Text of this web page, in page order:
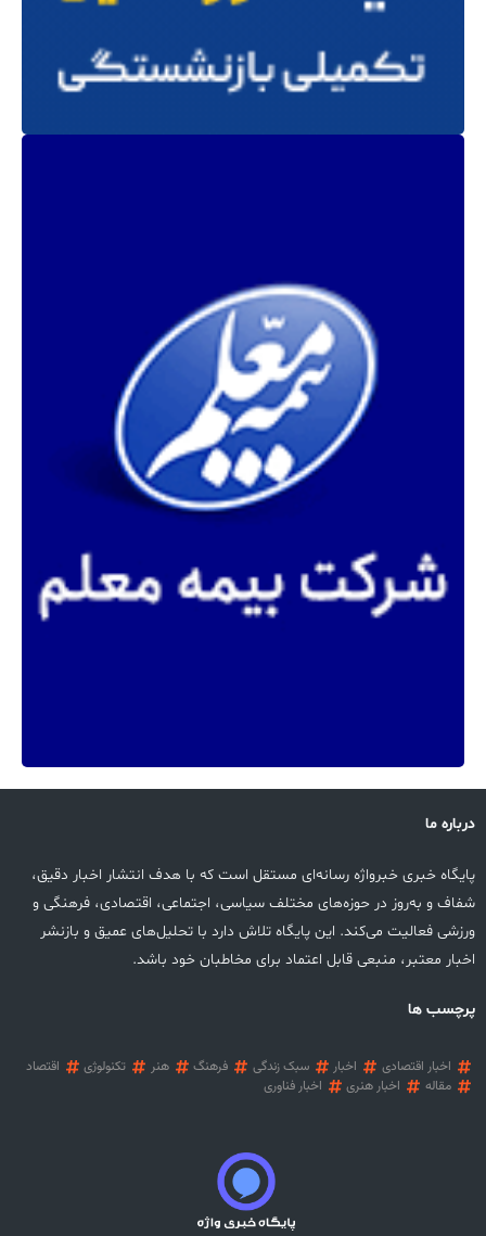
درباره ما
پایگاه خبری خبرواژه رسانه‌ای مستقل است که با هدف انتشار اخبار دقیق،
شفاف و به‌روز در حوزه‌های مختلف سیاسی، اجتماعی، اقتصادی، فرهنگی و
ورزشی فعالیت می‌کند. این پایگاه تلاش دارد با تحلیل‌های عمیق و بازنشر
اخبار معتبر، منبعی قابل اعتماد برای مخاطبان خود باشد.
پرچسب ها
اخبار اقتصادی اخبار سبک زندگی فرهنگ هنر تکنولوژی
اقتصاد
مقاله
اخبار هنری اخبار فناوری